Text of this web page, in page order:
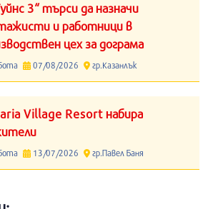
3“ търси да назначи
и работници в
цех за дограма
07/08/2026 гр.Казанлък
Village Resort набира
13/07/2026 гр.Павел Баня